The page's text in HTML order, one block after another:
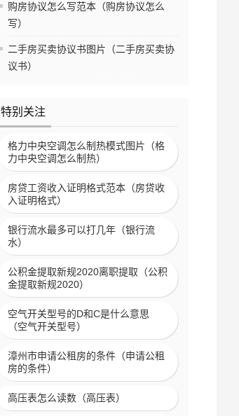
购房协议怎么写范本（购房协议怎么
写）
二手房买卖协议书图片（二手房买卖协
议书）
特别关注
格力中央空调怎么制热模式图片（格
力中央空调怎么制热）
房贷工资收入证明格式范本（房贷收
入证明格式）
银行流水最多可以打几年（银行流
水）
公积金提取新规2020离职提取（公积
金提取新规2020）
空气开关型号的D和C是什么意思
（空气开关型号）
漳州市申请公租房的条件（申请公租
房的条件）
高压表怎么读数（高压表）